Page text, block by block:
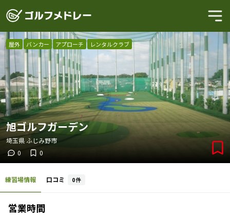
屋外 バンカー アプローチ レンタルクラブ
旭ゴルフガーデン
埼玉県ふじみ野市
0
0
練習場情報 口コミ 0件
営業時間